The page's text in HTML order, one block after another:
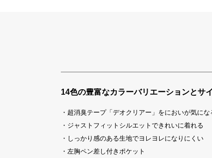
14色の豊富なカラーバリエーションとサ
・超消臭テープ「デオクリアー」をにおいが気にな
・ジャストフィットシルエットできれいに着れる
・しっかり感のある生地でヨレヨレになりにくい
・左胸ペン差し付きポケット